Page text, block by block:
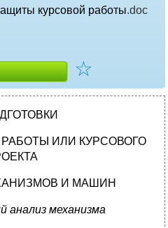
курсовой работы.doc
☆
ИЛИ КУРСОВОГО
И МАШИН
анализ механизма